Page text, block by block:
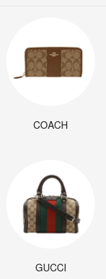
COACH
GUCCI